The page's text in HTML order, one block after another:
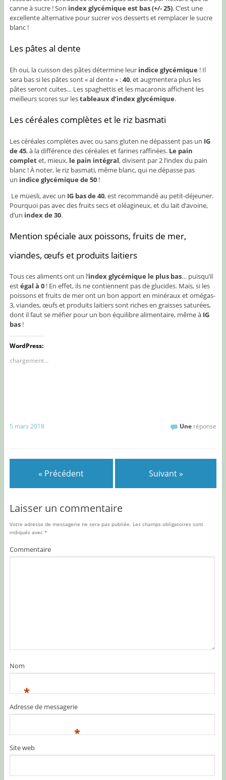
canne à sucre ! Son index glycémique est bas (+/- 25). C’est une
excellente alternative pour sucrer vos desserts et remplacer le sucre
blanc !
Les pâtes al dente
Eh oui, la cuisson des pâtes détermine leur indice glycémique ! Il
sera bas si les pâtes sont « al dente » :40, et augmentera plus les
pâtes seront cuites… Les spaghettis et les macaronis affichent les
meilleurs scores sur lestableaux d’index glycémique.
Les céréales complètes et le riz basmati
Les céréales complètes avec ou sans gluten ne dépassent pas un IG
de 45, à la différence des céréales et farines raffinées. Le pain
completet, mieux, le pain intégral, divisent par 2 l’index du pain
blanc ! À noter, le riz basmati, même blanc, qui ne dépasse pas
un indice glycémique de 50 !
Le müesli, avec un IG bas de 40, est recommandé au petit-déjeuner.
Pourquoi pas avec des fruits secs et oléagineux, et du lait d’avoine,
d’un index de 30.
Mention spéciale aux poissons, fruits de mer,
viandes, œufs et produits laitiers
Tous ces aliments ont un l’index glycémique le plus bas… puisqu’il
estégal à 0 ! En effet, ils ne contiennent pas de glucides. Mais, si les
poissons et fruits de mer ont un bon apport en minéraux et omégas-
3, viandes, œufs et produits laitiers sont riches en graisses saturées,
dont il faut se méfier pour un bon équilibre alimentaire, même à IG
bas!
WordPress:
chargement…
5 mars 2018 Une réponse
« Précédent Suivant »
Laisser un commentaire
Votre adresse de messagerie ne sera pas publiée. Les champs obligatoires sont
indiqués avec *
Commentaire
Nom
*
Adresse de messagerie
*
Site web